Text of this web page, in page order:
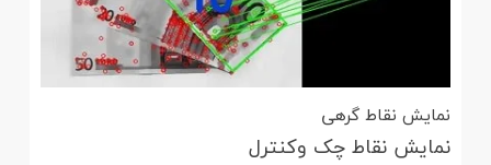
نمایش نقاط گرهی
نمایش نقاط چک وکنترل